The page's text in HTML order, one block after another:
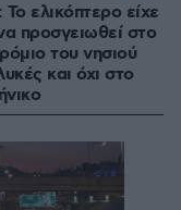
ελικόπτερο είχε
προσγειωθεί στο
του νησιού
και όχι στο